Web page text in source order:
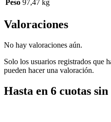
Peso 97,47 kg
Valoraciones
No hay valoraciones aún.
Solo los usuarios registrados que
pueden hacer una valoración.
Hasta en 6 cuotas